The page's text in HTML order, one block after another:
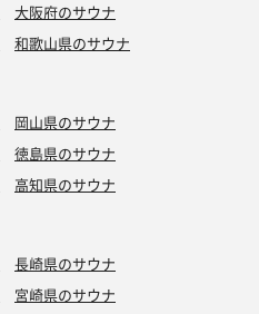
大阪府のサウナ
和歌山県のサウナ
岡山県のサウナ
徳島県のサウナ
高知県のサウナ
長崎県のサウナ
宮崎県のサウナ